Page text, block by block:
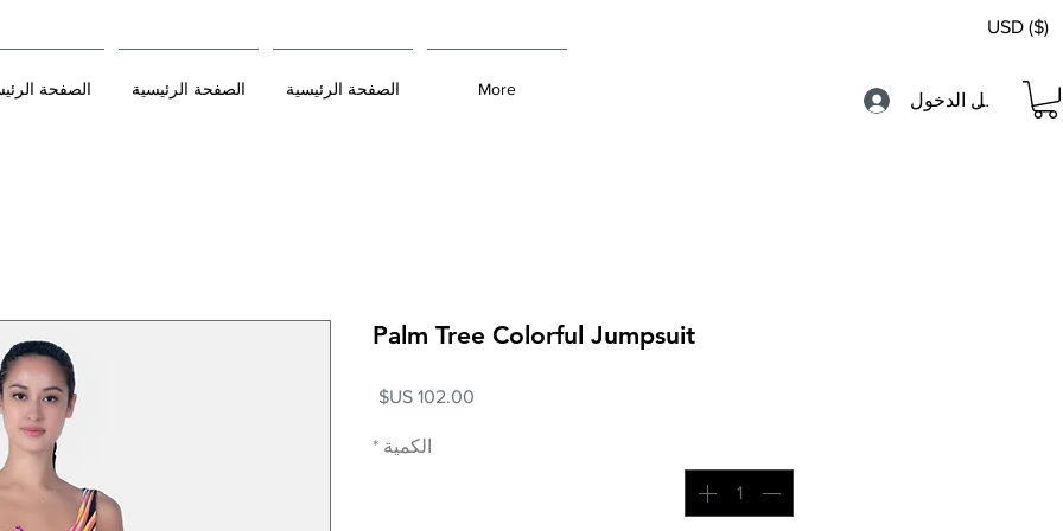
الصفحة الصفحة الرئيسية الصفحة الرئيسية More
USD ($)
تسجيل الدخول
Palm Tree Colorful Jumpsuit
الكمية *